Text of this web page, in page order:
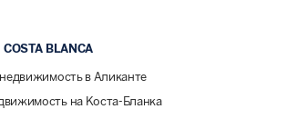
COSTA BLANCA
в Аликанте
на Коста-Бланка